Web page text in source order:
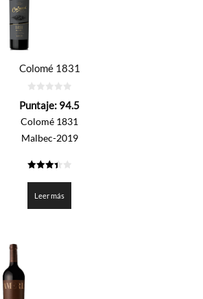
Colomé 1831
de
Puntaje: 94.5
Colomé 1831
Malbec-2019
de 5
Leer más